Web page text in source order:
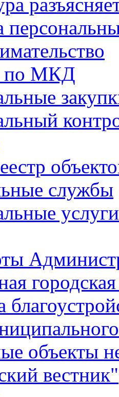
по МКД
службы
услуги
городская
объекты
вестник"